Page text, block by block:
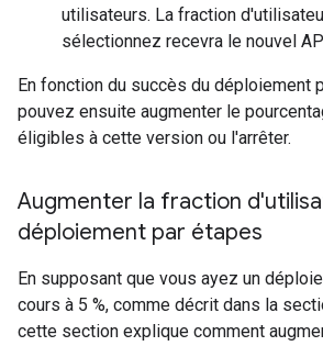
utilisateurs. La fraction
sélectionnez recevra le nouvel
En fonction du succès du déploiement
pouvez ensuite augmenter le
éligibles à cette version ou l'arrêter.
Augmenter la fraction
déploiement par étapes
En supposant que vous ayez un
cours à 5 %, comme décrit dans la
cette section explique comment